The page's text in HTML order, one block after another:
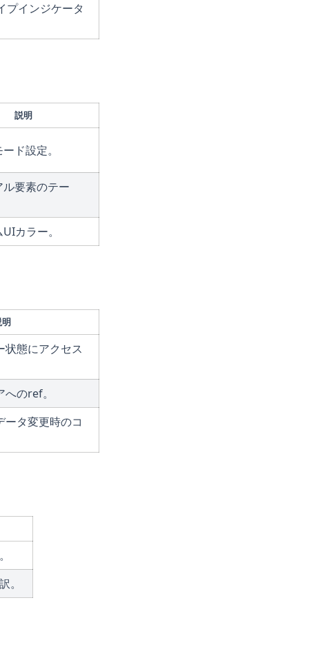
プインジケータ
説明
ド設定。
ル要素のテー
カラー。
明
状態にアクセス
のref。
ータ変更時のコ
。